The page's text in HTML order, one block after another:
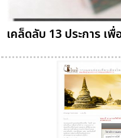
เคล็ดลับ 13 ประการ เ